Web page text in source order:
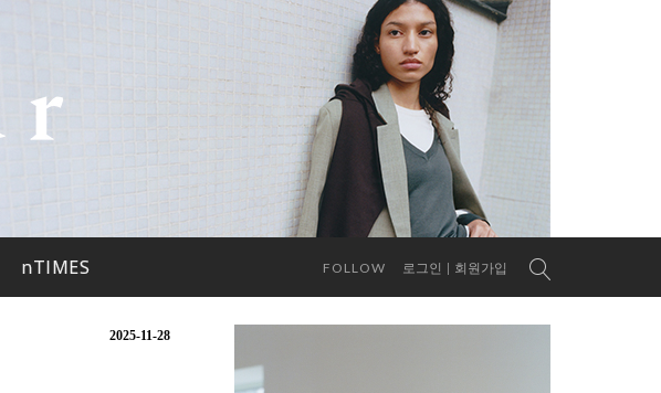
nTIMES FOLLOW 로그인 회원가입
2025-11-28